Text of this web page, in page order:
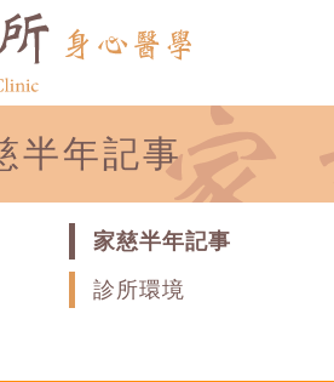
半年記事
家慈半年記事
診所環境